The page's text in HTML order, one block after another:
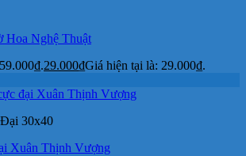
Hoa Nghệ Thuật
29.000₫Giá hiện tại là: 29.000₫.
30x40
Xuân Thịnh Vượng